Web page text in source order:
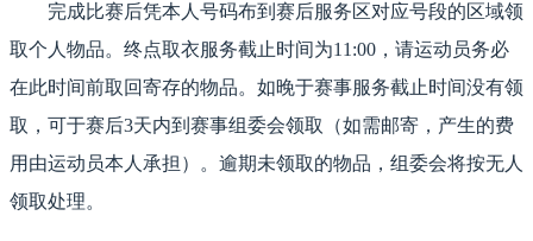
完成比赛后凭本人号码布到赛后服务区对应号段的区域领
取个人物品。终点取衣服务截止时间为11:00，请运动员务必
在此时间前取回寄存的物品。如晚于赛事服务截止时间没有领
取，可于赛后3天内到赛事组委会领取（如需邮寄，产生的费
用由运动员本人承担）。逾期未领取的物品，组委会将按无人
领取处理。